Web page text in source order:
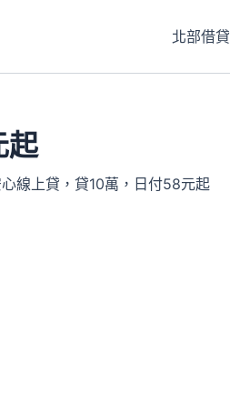
北部借貸
起
線上貸，貸10萬，日付58元起